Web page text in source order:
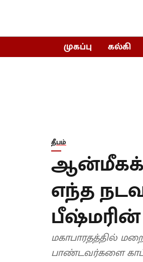
முகப்பு கல்கி
தீபம்
ஆன்மீகக்
எந்த
பீஷ்மரின்
மகாபாரதத்தில்
பாண்டவர்களை